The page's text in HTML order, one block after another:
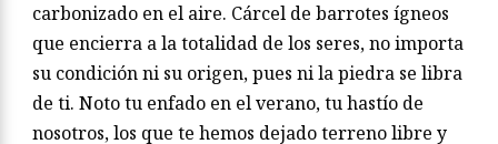
carbonizado en el aire. Cárcel de barrotes ígneos
que encierra a la totalidad de los seres, no importa
su condición ni su origen, pues ni la piedra se libra
de ti. Noto tu enfado en el verano, tu hastío de
nosotros, los que te hemos dejado terreno libre y